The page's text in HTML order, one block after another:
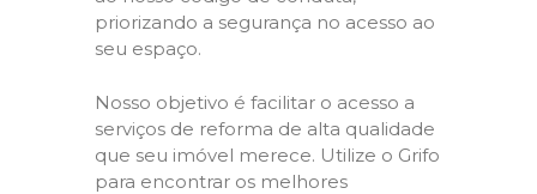
priorizando a segurança no acesso ao
seu espaço.
Nosso objetivo é facilitar o acesso a
serviços de reforma de alta qualidade
que seu imóvel merece. Utilize o Grifo
para encontrar os melhores